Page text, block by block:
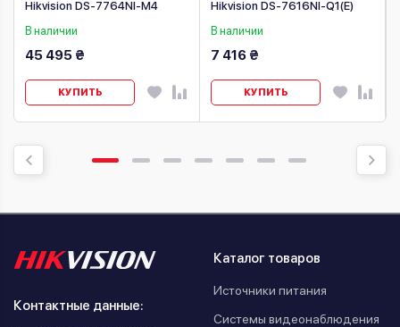
Hikvision DS-7764NI-M4
В наличии
45 495 ₴
КУПИТЬ
Hikvision DS-7616NI-Q1(E)
В наличии
7 416 ₴
КУПИТЬ
Контактные данные:
Каталог товаров
Источники питания
Системы видеонаблюдения